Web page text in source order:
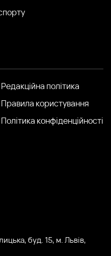
Редакційна політика
Правила користування
Політика конфіденційності
буд. 15, м. Львів,